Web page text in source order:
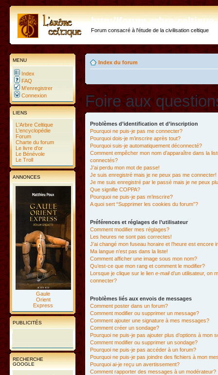
http://forum.arbre-
Forum consacré à l'étude de la civilisation celtique
MENU
Index
FAQ
M’enregistrer
Connexion
LIENS
L'Arbre Celtique
L'encyclopédie
Forum
Charte du forum
Le livre d'or
Le Bénévole
Le Troll
ANNONCES
Gaule
Orient
Express
PUBLICITÉS
RECHERCHE
GOOGLE
Index du forum
Foire aux
Problèmes d’identification et d’inscription
Pourquoi ne puis-je pas me connecter?
Pourquoi dois-je m’inscrire après tout?
Pourquoi suis-je automatiquement déconnecté?
Comment empêcher mon nom d’apparaître dans la
connectés?
J’ai perdu mon mot de passe!
Je suis enregistré mais je ne peux pas me connecter!
Je me suis enregistré par le passé mais je ne peux
Que signifie COPPA?
Pourquoi ne puis-je pas m’inscrire?
A quoi sert “Supprimer les cookies du forum”?
Préférences et réglages de l’utilisateur
Comment modifier mes réglages?
Les heures ne sont pas correctes!
J’ai changé mon fuseau horaire et l’heure est encore
Ma langue n’est pas dans la liste!
Comment afficher une image sous mon nom?
Qu’est-ce que mon rang et comment le modifier?
Lorsque je clique sur le lien e-maild’un utilisateur, on
connecter?
Problèmes liés aux envois de messages
Comment poster dans un forum?
Comment modifier ou supprimer un message?
Comment ajouter une signature à mes messages?
Comment créer un sondage?
Pourquoi ne puis-je pas ajouter plus d’options à mon
Comment modifier ou supprimer un sondage?
Pourquoi ne puis-je pas accéder à un forum?
Pourquoi ne puis-je pas joindre des fichiers à mon
Pourquoi ai-je reçu un avertissement?
Comment rapporter des messages à un modérateur?